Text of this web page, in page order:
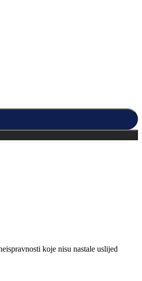
koje nisu nastale uslijed